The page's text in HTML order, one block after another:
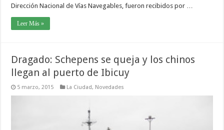
Dirección Nacional de Vías Navegables, fueron recibidos por …
Leer Más »
Dragado: Schepens se queja y los chinos
llegan al puerto de Ibicuy
5 marzo, 2015 La Ciudad, Novedades